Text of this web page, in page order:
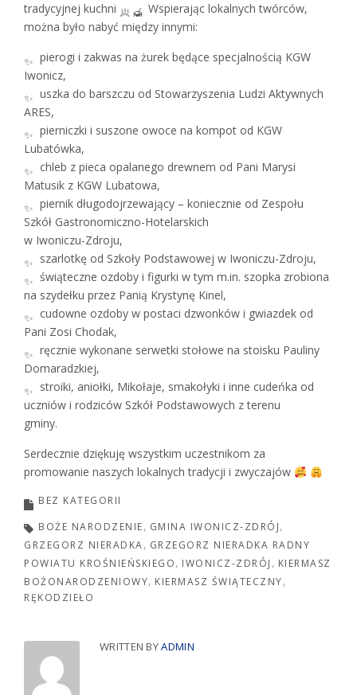
tradycyjnej kuchni
Wspierając lokalnych twórców,
można było nabyć między innymi:
pierogi i zakwas na żurek będące specjalnością KGW
Iwonicz,
uszka do barszczu od Stowarzyszenia Ludzi Aktywnych
ARES,
pierniczki i suszone owoce na kompot od KGW
Lubatówka,
chleb z pieca opalanego drewnem od Pani Marysi
Matusik z KGW Lubatowa,
piernik długodojrzewający – koniecznie od Zespołu
Szkół Gastronomiczno-Hotelarskich
w Iwoniczu-Zdroju,
szarlotkę od Szkoły Podstawowej w Iwoniczu-Zdroju,
świąteczne ozdoby i figurki w tym m.in. szopka zrobiona
na szydełku przez Panią Krystynę Kinel,
cudowne ozdoby w postaci dzwonków i gwiazdek od
Pani Zosi Chodak,
ręcznie wykonane serwetki stołowe na stoisku Pauliny
Domaradzkiej,
stroiki, aniołki, Mikołaje, smakołyki i inne cudeńka od
uczniów i rodziców Szkół Podstawowych z terenu
gminy.
Serdecznie dziękuję wszystkim uczestnikom za
promowanie naszych lokalnych tradycji i zwyczajów
BEZ KATEGORII
BOŻE NARODZENIE
GMINA IWONICZ-ZDRÓJ
GRZEGORZ NIERADKA
GRZEGORZ NIERADKA RADNY
POWIATU KROŚNIEŃSKIEGO
IWONICZ-ZDRÓJ
KIERMASZ
BOŻONARODZENIOWY KIERMASZ ŚWIĄTECZNY
RĘKODZIEŁO
WRITTEN BYADMIN